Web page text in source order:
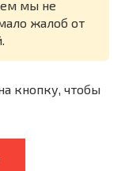
мы не
жалоб от
кнопку, чтобы